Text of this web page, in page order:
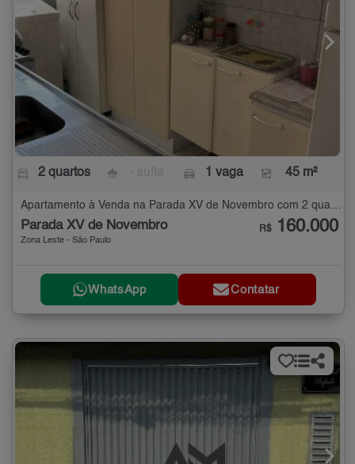
2 quartos 1 vaga 45 m²
Apartamento à Venda na Parada XV de Novembro com 2 quartos - 45 m²
Parada XV de Novembro
Zona Leste - São Paulo
R$ 160.000
WhatsApp Contatar